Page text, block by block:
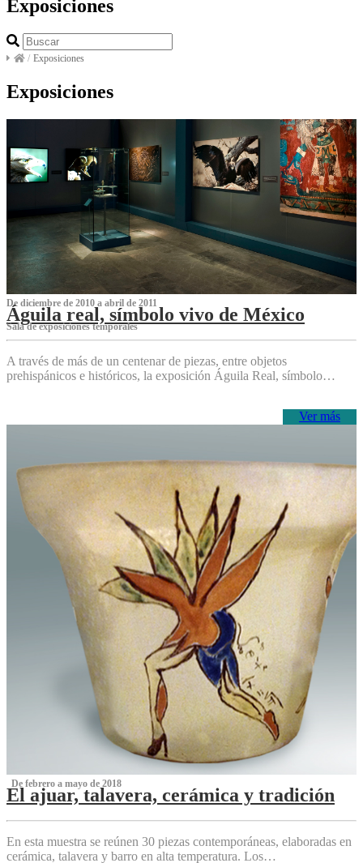
Exposiciones
/ Exposiciones
Exposiciones
De diciembre de 2010 a abril de 2011
Águila real, símbolo vivo de México
Sala de exposiciones temporales
A través de más de un centenar de piezas, entre objetos
prehispánicos e históricos, la exposición Águila Real, símbolo…
Ver más
‌ De febrero a mayo de 2018
El ajuar, talavera, cerámica y tradición
‌
En esta muestra se reúnen 30 piezas contemporáneas, elaboradas en
cerámica, talavera y barro en alta temperatura. Los…